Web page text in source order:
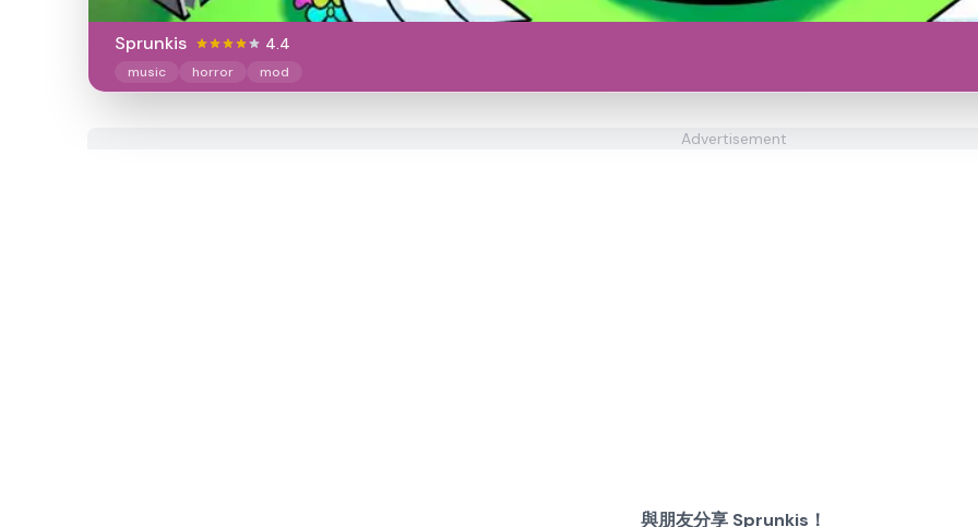
Sprunkis 4.4
music horror mod
Advertisement
與朋友分享 Sprunkis！